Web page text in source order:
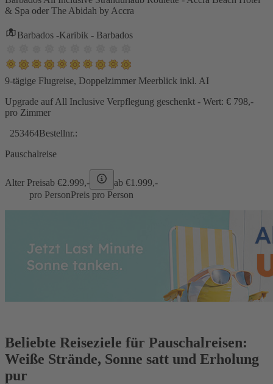
& Spa oder The Abidah by Accra
Barbados -Karibik - Barbados
9-tägige Flugreise, Doppelzimmer Meerblick inkl. AI
Upgrade auf All Inclusive Verpflegung geschenkt - Wert: € 798,-
pro Zimmer
253464Bestellnr.:
Pauschalreise
Alter Preisab €2.999,- ab €1.999,-
pro PersonPreis pro Person
Beliebte Reiseziele für Pauschalreisen:
Weiße Strände, Sonne satt und Erholung
pur